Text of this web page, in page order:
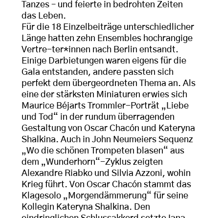
Tanzes – und feierte in bedrohten Zeiten
das Leben.
Für die 18 Einzelbeiträge unterschiedlicher
Länge hatten zehn Ensembles hochrangige
Vertre-ter*innen nach Berlin entsandt.
Einige Darbietungen waren eigens für die
Gala entstanden, andere passten sich
perfekt dem übergeordneten Thema an. Als
eine der stärksten Miniaturen erwies sich
Maurice Béjarts Trommler-Porträt „Liebe
und Tod“ in der rundum überragenden
Gestaltung von Oscar Chacón und Kateryna
Shalkina. Auch in John Neumeiers Sequenz
„Wo die schönen Trompeten blasen“ aus
dem „Wunderhorn“-Zyklus zeigten
Alexandre Riabko und Silvia Azzoni, wohin
Krieg führt. Von Oscar Chacón stammt das
Klagesolo „Morgendämmerung“ für seine
Kollegin Kateryna Shalkina. Den